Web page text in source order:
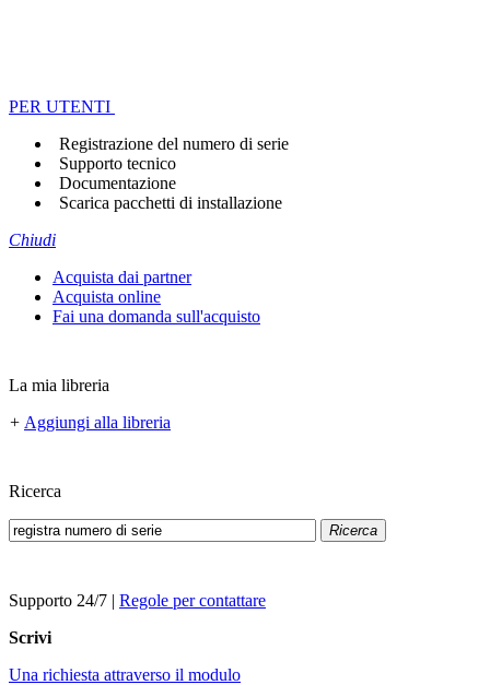
PER UTENTI
Registrazione del numero di serie
Supporto tecnico
Documentazione
Scarica pacchetti di installazione
Chiudi
Acquista dai partner
Acquista online
Fai una domanda sull'acquisto
La mia libreria
+ Aggiungi alla libreria
Ricerca
Ricerca
Supporto 24/7 | Regole per contattare
Scrivi
Una richiesta attraverso il modulo